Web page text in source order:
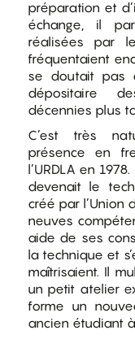
préparation et
échange, il
réalisées par
fréquentaient
se doutait pas
dépositaire
décennies plus
C’est très
présence en
l’URDLA en
devenait le
créé par l’Union
neuves
aide de ses
la technique et
maîtrisaient. Il
un petit atelier
forme un
ancien étudiant